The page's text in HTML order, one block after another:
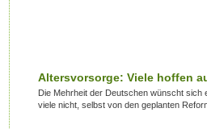
Altersvorsorge: Viele hoffen
Die Mehrheit der Deutschen wünscht
viele nicht, selbst von den geplanten